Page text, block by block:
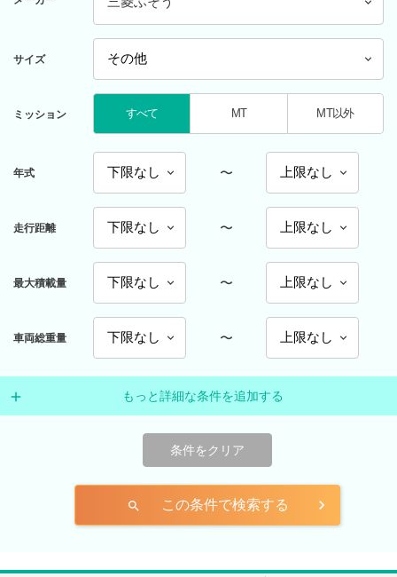
サイズ
ミッション すべて MT MT以外
年式 〜
走行距離 〜
最大積載量 〜
車両総重量 〜
もっと詳細な条件を追加する
条件をクリア
search この条件で検索する